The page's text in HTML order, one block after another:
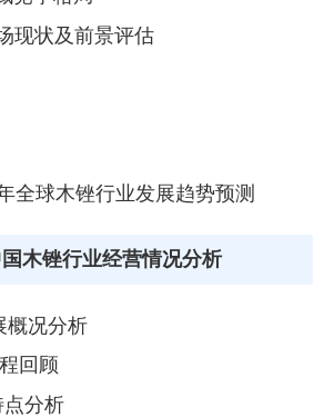
现状及前景评估
全球木锉行业发展趋势预测
木锉行业经营情况分析
概况分析
回顾
点分析